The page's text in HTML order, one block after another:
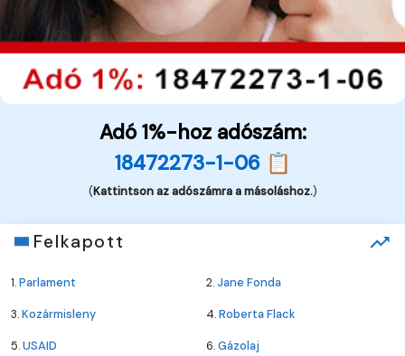
Adó 1%-hoz adószám:
18472273-1-06 📋
(Kattintson az adószámra a másoláshoz.)
Felkapott
1.Parlament 2.Jane Fonda
3.Kozármisleny 4.Roberta Flack
5.USAID 6.Gázolaj